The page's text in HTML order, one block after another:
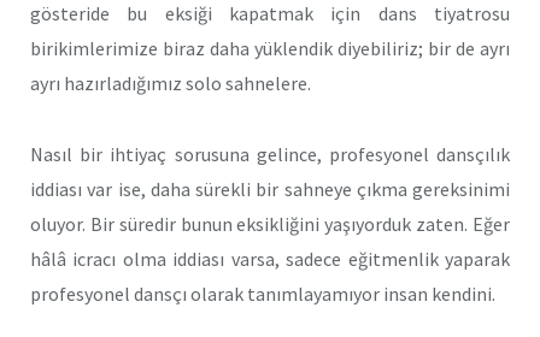
gösteride bu eksiği kapatmak için dans tiyatrosu
birikimlerimize biraz daha yüklendik diyebiliriz; bir de ayrı
ayrı hazırladığımız solo sahnelere.
Nasıl bir ihtiyaç sorusuna gelince, profesyonel dansçılık
iddiası var ise, daha sürekli bir sahneye çıkma gereksinimi
oluyor. Bir süredir bunun eksikliğini yaşıyorduk zaten. Eğer
hâlâ icracı olma iddiası varsa, sadece eğitmenlik yaparak
profesyonel dansçı olarak tanımlayamıyor insan kendini.